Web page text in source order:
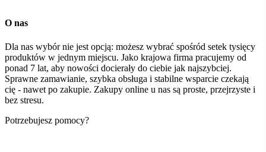
O nas
Dla nas wybór nie jest opcją: możesz wybrać spośród setek tysięcy
produktów w jednym miejscu. Jako krajowa firma pracujemy od
ponad 7 lat, aby nowości docierały do ciebie jak najszybciej.
Sprawne zamawianie, szybka obsługa i stabilne wsparcie czekają
cię - nawet po zakupie. Zakupy online u nas są proste, przejrzyste i
bez stresu.
Potrzebujesz pomocy?